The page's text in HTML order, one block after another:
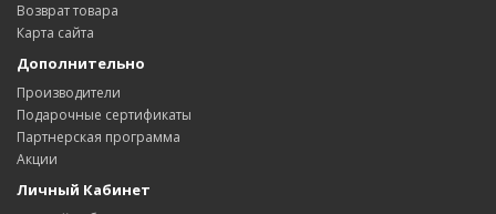
Возврат товара
Карта сайта
Дополнительно
Производители
Подарочные сертификаты
Партнерская программа
Акции
Личный Кабинет